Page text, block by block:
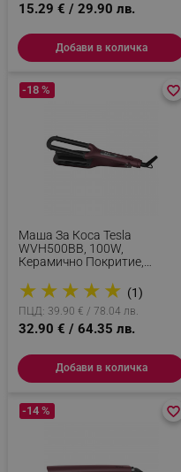
15.29 € / 29.90 лв.
Добави в количка
Маша За Коса Tesla
WVH500BB, 100W,
Керамично Покритие,
До 200C, Бордо
★ ★ ★ ★ ★ (1)
-18 %
ПЦД: 39.90 € / 78.04 лв.
32.90 € / 64.35 лв.
favorite_border
favorite_border
Добави в количка
-14 % favorite_border
favorite_border